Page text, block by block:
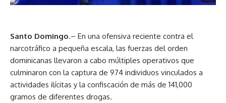
Santo Domingo.– En una ofensiva reciente contra el
narcotráfico a pequeña escala, las fuerzas del orden
dominicanas llevaron a cabo múltiples operativos que
culminaron con la captura de 974 individuos vinculados a
actividades ilícitas y la confiscación de más de 141,000
gramos de diferentes drogas.